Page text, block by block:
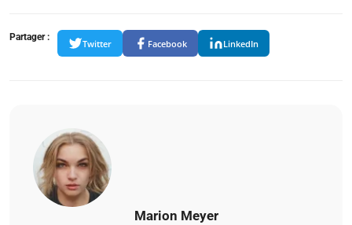
Partager :
Twitter Facebook LinkedIn
Marion Meyer